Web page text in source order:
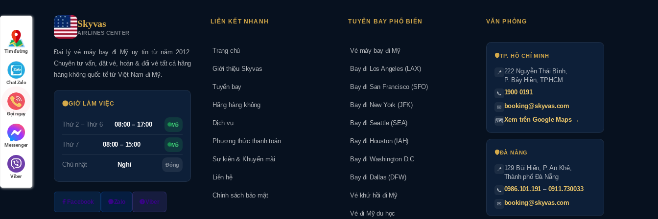
Skyvas
AIRLINES CENTER
Đại lý vé máy bay đi Mỹ uy tín từ năm 2012.
Chuyên tư vấn, đặt vé, hoàn & đổi vé tất cả hãng
hàng không quốc tế từ Việt Nam đi Mỹ.
GIỜ LÀM VIỆC
Thứ 2 – Thứ 6 08:00 – 17:00 Mở
Thứ 7 08:00 – 15:00 Mở
Chủ nhật Nghỉ Đóng
Facebook Zalo Viber
LIÊN KẾT NHANH
Trang chủ
Giới thiệu Skyvas
Tuyến bay
Hãng hàng không
Dịch vụ
Phương thức thanh toán
Sự kiện & Khuyến mãi
Liên hệ
Chính sách bảo mật
TUYẾN BAY PHỔ BIẾN
Vé máy bay đi Mỹ
Bay đi Los Angeles (LAX)
Bay đi San Francisco (SFO)
Bay đi New York (JFK)
Bay đi Seattle (SEA)
Bay đi Houston (IAH)
Bay đi Washington D.C
Bay đi Dallas (DFW)
Vé khứ hồi đi Mỹ
Vé đi Mỹ du học
VĂN PHÒNG
TP. HỒ CHÍ MINH
📍 222 Nguyễn Thái Bình,
P. Bảy Hiền, TP.HCM
📞 1900 0191
✉ booking@skyvas.com
🗺 Xem trên Google Maps →
ĐÀ NẴNG
📍 129 Bùi Hiển, P. An Khê,
Thành phố Đà Nẵng
📞 0986.101.191 – 0911.730033
✉ booking@skyvas.com
Tìm đường
Chat Zalo
Gọi ngay
Messenger
Viber